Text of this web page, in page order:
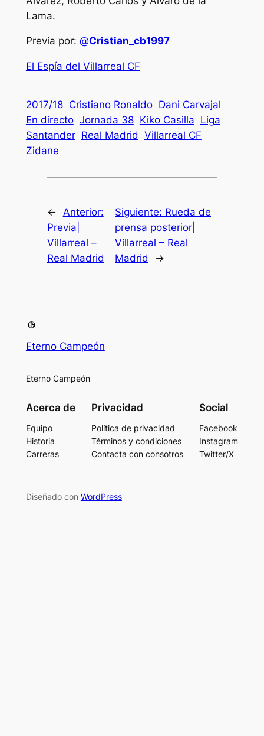
Lama.
Previa por: @Cristian_cb1997
El Espía del Villarreal CF
2017/18 Cristiano Ronaldo Dani Carvajal
En directo Jornada 38 Kiko Casilla Liga
Santander Real Madrid Villarreal CF
Zidane
←
Anterior:
Previa|
Villarreal –
Real Madrid
Siguiente: Rueda de
prensa posterior|
Villarreal – Real
Madrid
→
Eterno Campeón
Eterno Campeón
Acerca de
Equipo
Historia
Carreras
Privacidad
Política de privacidad
Términos y condiciones
Contacta con consotros
Social
Facebook
Instagram
Twitter/X
Diseñado con WordPress